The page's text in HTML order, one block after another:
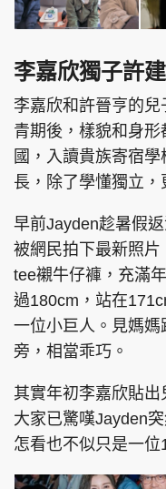
李嘉欣獨子許
李嘉欣和許晉亨的
青期後，樣貌和身
國，入讀貴族寄宿
長，除了學懂獨立，
早前Jayden趁暑假
被網民拍下最新照
tee襯牛仔褲，充滿
過180cm，站在
一位小巨人。見媽
旁，相當乖巧。
其實年初李嘉欣貼出
大家已驚嘆Jayden
怎看也不似只是一位